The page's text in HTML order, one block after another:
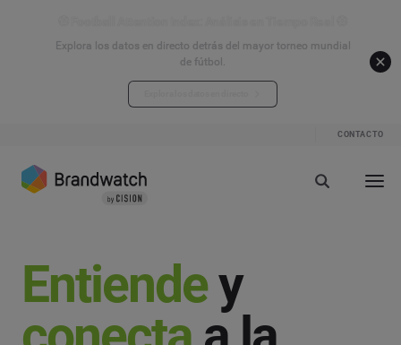
Explora los datos en directo detrás del mayor torneo mundial
de fútbol.
CONTACTO
Entiendey